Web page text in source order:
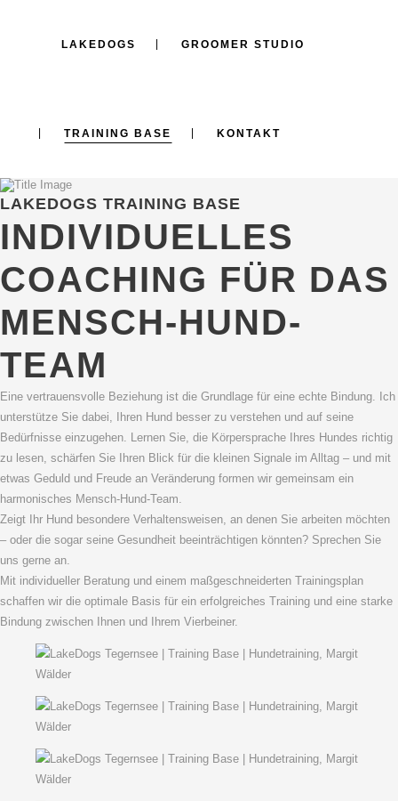
LAKEDOGS GROOMER STUDIO
TRAINING BASE KONTAKT
LAKEDOGS TRAINING BASE
INDIVIDUELLES
COACHING FÜR DAS
MENSCH-HUND-
TEAM
Eine vertrauensvolle Beziehung ist die Grundlage für eine echte Bindung. Ich
unterstütze Sie dabei, Ihren Hund besser zu verstehen und auf seine
Bedürfnisse einzugehen. Lernen Sie, die Körpersprache Ihres Hundes richtig
zu lesen, schärfen Sie Ihren Blick für die kleinen Signale im Alltag – und mit
etwas Geduld und Freude an Veränderung formen wir gemeinsam ein
harmonisches Mensch-Hund-Team.
Zeigt Ihr Hund besondere Verhaltensweisen, an denen Sie arbeiten möchten
– oder die sogar seine Gesundheit beeinträchtigen könnten? Sprechen Sie
uns gerne an.
Mit individueller Beratung und einem maßgeschneiderten Trainingsplan
schaffen wir die optimale Basis für ein erfolgreiches Training und eine starke
Bindung zwischen Ihnen und Ihrem Vierbeiner.